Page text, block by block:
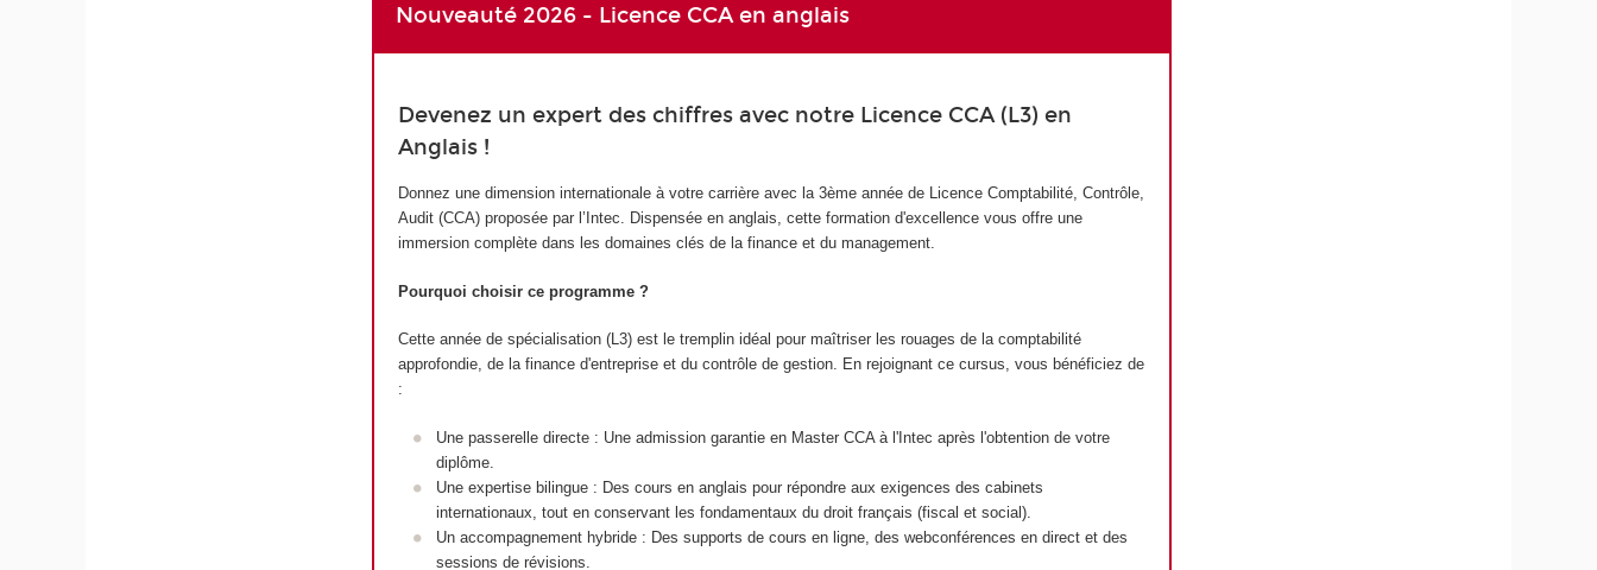
Nouveauté 2026 - Licence CCA en anglais
Devenez un expert des chiffres avec notre Licence CCA (L3) en
Anglais !
Donnez une dimension internationale à votre carrière avec la 3ème année de Licence Comptabilité, Contrôle,
Audit (CCA) proposée par l’Intec. Dispensée en anglais, cette formation d'excellence vous offre une
immersion complète dans les domaines clés de la finance et du management.
Pourquoi choisir ce programme ?
Cette année de spécialisation (L3) est le tremplin idéal pour maîtriser les rouages de la comptabilité
approfondie, de la finance d'entreprise et du contrôle de gestion. En rejoignant ce cursus, vous bénéficiez de
:
Une passerelle directe : Une admission garantie en Master CCA à l'Intec après l'obtention de votre
diplôme.
Une expertise bilingue : Des cours en anglais pour répondre aux exigences des cabinets
internationaux, tout en conservant les fondamentaux du droit français (fiscal et social).
Un accompagnement hybride : Des supports de cours en ligne, des webconférences en direct et des
sessions de révisions.